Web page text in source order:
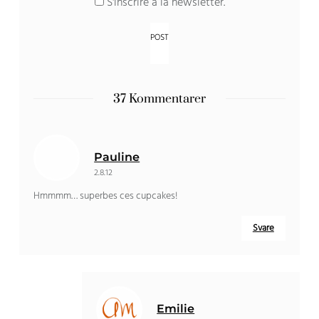
37 Kommentarer
Pauline
2.8.12
Hmmmm…superbes ces cupcakes!
Svare
Emilie